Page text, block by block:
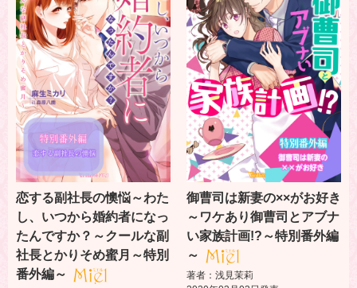
恋する副社長の懊悩～わた
し、いつから婚約者になっ
たんですか？～クールな副
社長とかりそめ蜜月～特別
番外編～
御曹司は新妻の××がお好き
～ワケあり御曹司とアブナ
い家族計画!?～特別番外編
～
著者：浅見茉莉